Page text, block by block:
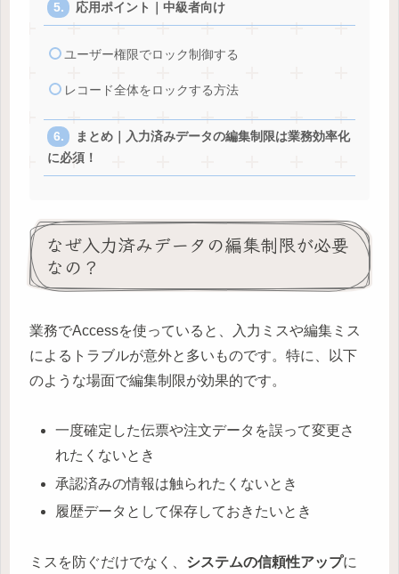
応用ポイント｜中級者向け
ユーザー権限でロック制御する
レコード全体をロックする方法
まとめ｜入力済みデータの編集制限は業務効率化
に必須！
なぜ入力済みデータの編集制限が必要
なの？
業務でAccessを使っていると、入力ミスや編集ミス
によるトラブルが意外と多いものです。特に、以下
のような場面で編集制限が効果的です。
一度確定した伝票や注文データを誤って変更さ
れたくないとき
承認済みの情報は触られたくないとき
履歴データとして保存しておきたいとき
ミスを防ぐだけでなく、 システムの信頼性アップに